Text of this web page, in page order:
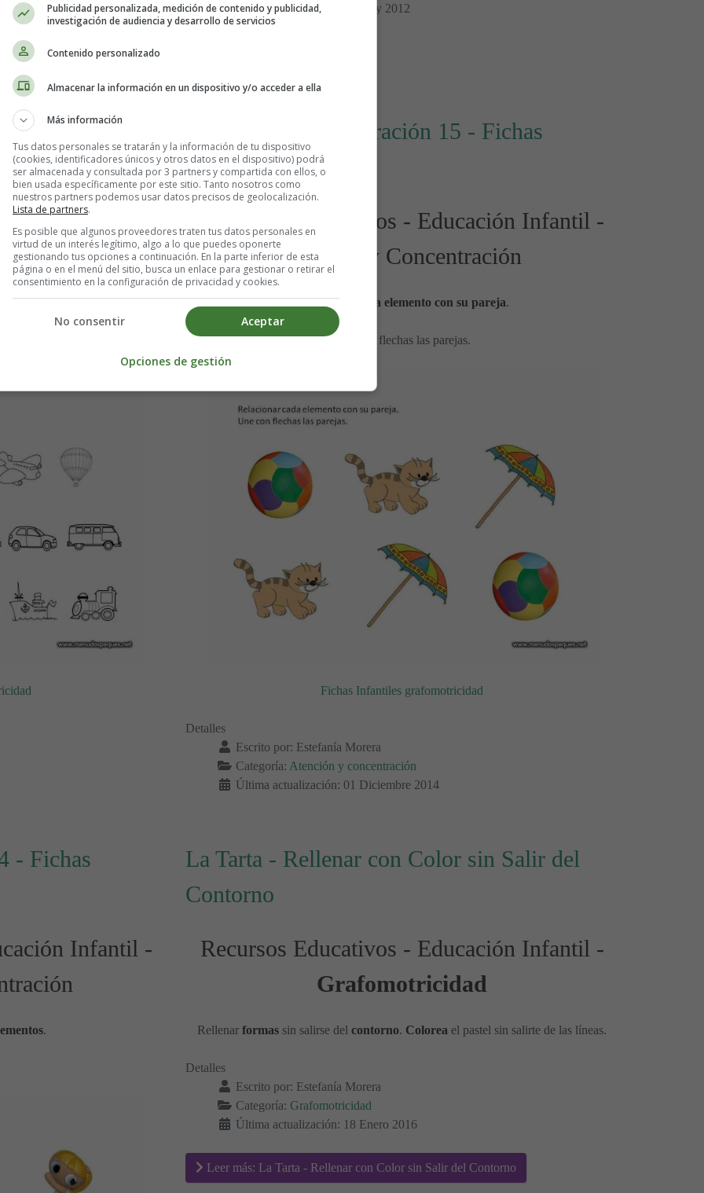
Última actualización: 17 May 2012
- Fichas
Infantil -
o discriminando.
Atención y Concentración 15 - Fichas
Educativas
Recursos Educativos - Educación Infantil -
Atención y Concentración
Relacionar cada elemento con su pareja.
Une con flechas las parejas.
Fichas Infantiles grafomotricidad
Detalles
Escrito por: Estefanía Morera
Categoría: Atención y concentración
Última actualización: 01 Diciembre 2014
- Fichas
Infantil -
.
La Tarta - Rellenar con Color sin Salir del
Contorno
Recursos Educativos - Educación Infantil -
Grafomotricidad
Rellenar formas sin salirse del contorno. Colorea el pastel sin salirte de las líneas.
Detalles
Escrito por: Estefanía Morera
Categoría: Grafomotricidad
Última actualización: 18 Enero 2016
Leer más: La Tarta - Rellenar con Color sin Salir del Contorno
Publicidad personalizada, medición de contenido y publicidad,
investigación de audiencia y desarrollo de servicios
Contenido personalizado
Almacenar la información en un dispositivo y/o acceder a ella
Más información
Tus datos personales se tratarán y la información de tu dispositivo
(cookies, identificadores únicos y otros datos en el dispositivo) podrá
ser almacenada y consultada por 3 partners y compartida con ellos, o
bien usada específicamente por este sitio. Tanto nosotros como
nuestros partners podemos usar datos precisos de geolocalización.
Lista de partners.
Es posible que algunos proveedores traten tus datos personales en
virtud de un interés legítimo, algo a lo que puedes oponerte
gestionando tus opciones a continuación. En la parte inferior de esta
página o en el menú del sitio, busca un enlace para gestionar o retirar el
consentimiento en la configuración de privacidad y cookies.
Aceptar
No consentir
Opciones de gestión